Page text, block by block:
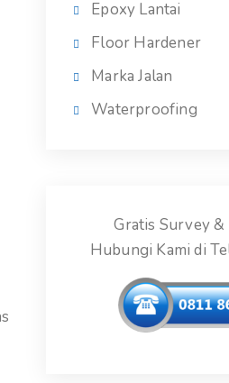
Epoxy Lantai
Floor Hardener
Marka Jalan
Waterproofing
Gratis Survey
Hubungi Kami di